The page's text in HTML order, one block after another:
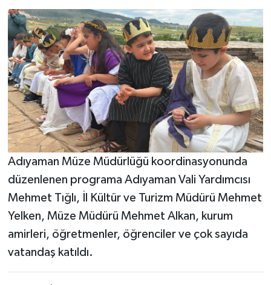
Adıyaman Müze Müdürlüğü koordinasyonunda
düzenlenen programa Adıyaman Vali Yardımcısı
Mehmet Tığlı, İl Kültür ve Turizm Müdürü Mehmet
Yelken, Müze Müdürü Mehmet Alkan, kurum
amirleri, öğretmenler, öğrenciler ve çok sayıda
vatandaş katıldı.